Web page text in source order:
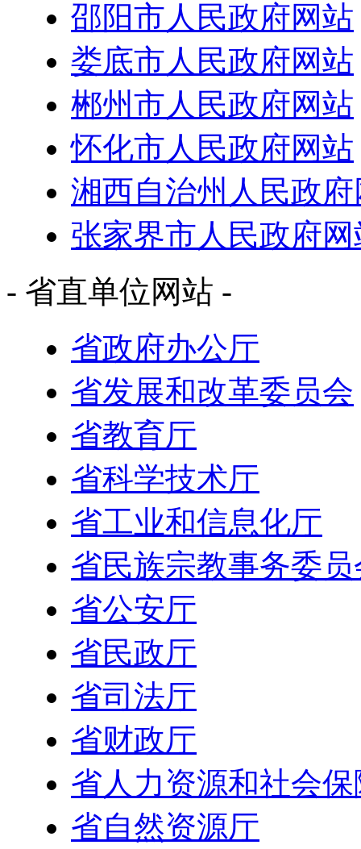
邵阳市人民政府网站
娄底市人民政府网站
郴州市人民政府网站
怀化市人民政府网站
湘西自治州人民政
张家界市人民政府网
- 省直单位网站 -
省政府办公厅
省发展和改革委员会
省教育厅
省科学技术厅
省工业和信息化厅
省民族宗教事务委员
省公安厅
省民政厅
省司法厅
省财政厅
省人力资源和社会
省自然资源厅